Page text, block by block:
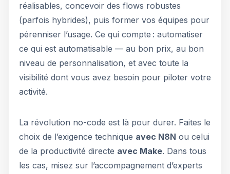
réalisables, concevoir des flows robustes
(parfois hybrides), puis former vos équipes pour
pérenniser l’usage. Ce qui compte : automatiser
ce qui est automatisable — au bon prix, au bon
niveau de personnalisation, et avec toute la
visibilité dont vous avez besoin pour piloter votre
activité.
La révolution no-code est là pour durer. Faites le
choix de l’exigence technique avec N8N ou celui
de la productivité directe avec Make. Dans tous
les cas, misez sur l’accompagnement d’experts